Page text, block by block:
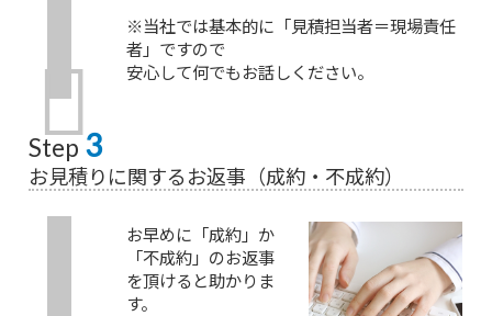
※当社では基本的に「見積担当者＝現場責任
者」ですので
安心して何でもお話しください。
Step 3
お見積りに関するお返事（成約・不成約）
お早めに「成約」か
「不成約」のお返事
を頂けると助かりま
す。